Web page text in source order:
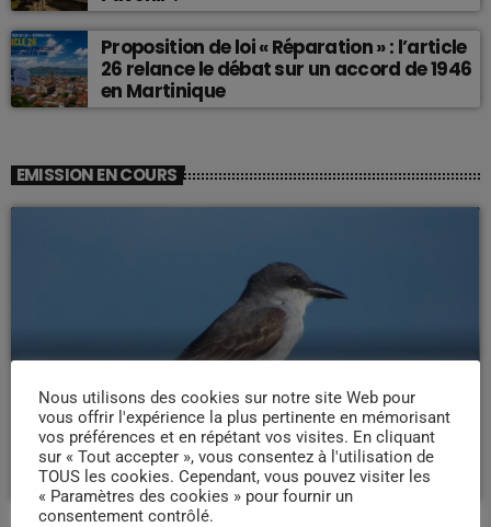
Proposition de loi « Réparation » : l’article
26 relance le débat sur un accord de 1946
en Martinique
EMISSION EN COURS
LA MATINALE
Pipirit Matinale
06:00 - 10:00
Nous utilisons des cookies sur notre site Web pour
vous offrir l'expérience la plus pertinente en mémorisant
vos préférences et en répétant vos visites. En cliquant
sur « Tout accepter », vous consentez à l'utilisation de
TOUS les cookies. Cependant, vous pouvez visiter les
« Paramètres des cookies » pour fournir un
consentement contrôlé.